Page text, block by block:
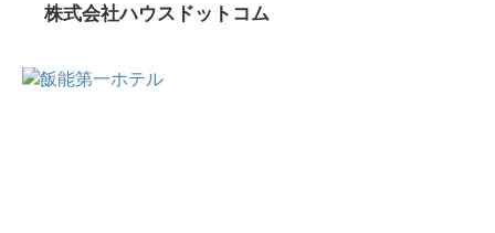
株式会社ハウスドットコム